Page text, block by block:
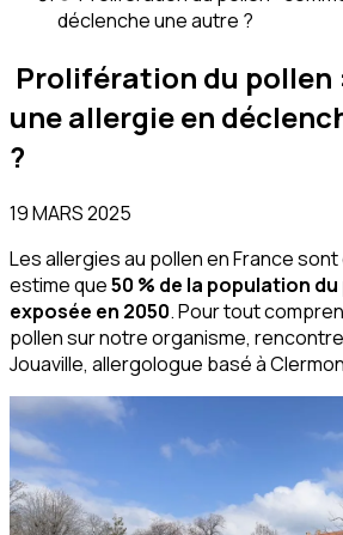
déclenche une autre ?
Prolifération du pollen
une allergie en
?
19 MARS 2025
Les allergies au pollen en France sont
estime que50 % de la population
exposée en 2050. Pour tout
pollen sur notre organisme,
Jouaville, allergologue basé à